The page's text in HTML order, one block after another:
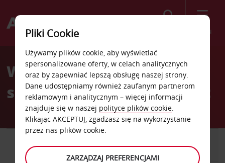
Menu
Welcome
AvisWypożyczalnia
samochodów Katania Port
DOSTAWCZY
Pliki Cookie
Używamy plików cookie, aby wyświetlać
spersonalizowane oferty, w celach analitycznych
oraz by zapewniać lepszą obsługę naszej strony.
Dane udostępniamy również zaufanym partnerom
reklamowym i analitycznym – więcej informacji
znajduje się w naszej polityce plików cookie.
Klikając AKCEPTUJ, zgadzasz się na wykorzystanie
przez nas plików cookie.
ZARZĄDZAJ PREFERENCJAMI